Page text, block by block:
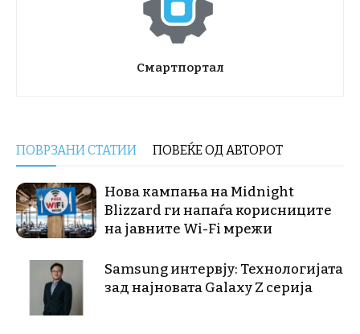
Смартпортал
ПОВРЗАНИ СТАТИИ ПОВЕЌЕ ОД АВТОРОТ
Нова кампања на Midnight
Blizzard ги напаѓа корисниците
на јавните Wi-Fi мрежи
Samsung интервју: Технологијата
зад најновата Galaxy Z серија